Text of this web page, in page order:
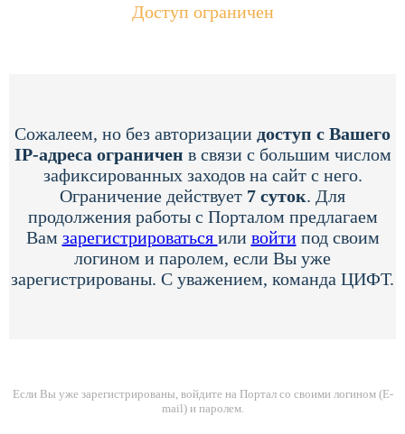
Доступ ограничен
Сожалеем, но без авторизации доступ с Вашего
IP-адреса ограничен в связи с большим числом
зафиксированных заходов на сайт с него.
Ограничение действует 7 суток. Для
продолжения работы с Порталом предлагаем
Вам зарегистрироваться или войтипод своим
логином и паролем, если Вы уже
зарегистрированы. С уважением, команда ЦИФТ.
Если Вы уже зарегистрированы, войдите на Портал со своими логином (E-
mail) и паролем.